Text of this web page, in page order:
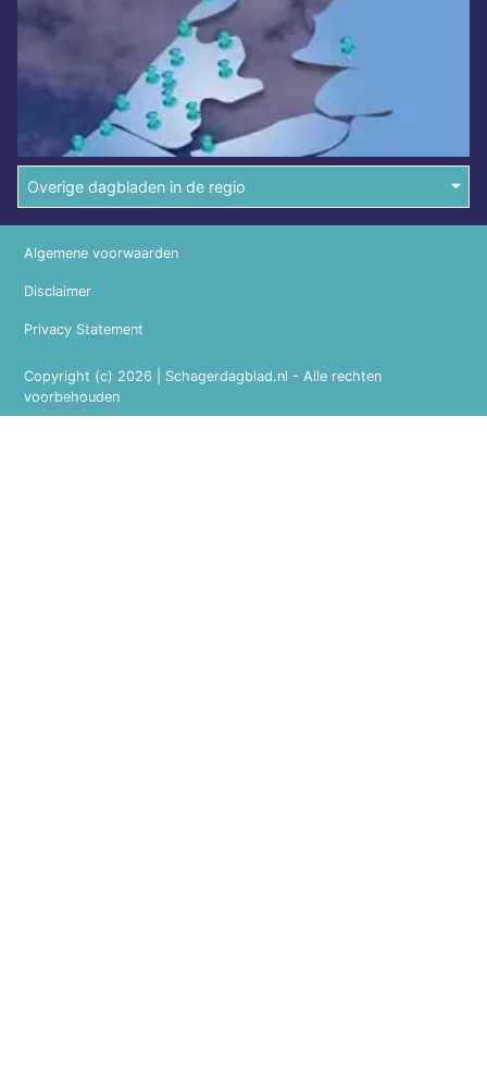
Overige dagbladen in de regio
Copyright (c) 2026 | Schagerdagblad.nl - Alle rechten
voorbehouden
Algemene voorwaarden
Disclaimer
Privacy Statement